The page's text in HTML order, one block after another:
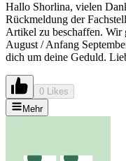
Hallo Shorlina, vielen
Rückmeldung der
Artikel zu beschaffen. Wir
August / Anfang
dich um deine Geduld.
0 Likes
Mehr